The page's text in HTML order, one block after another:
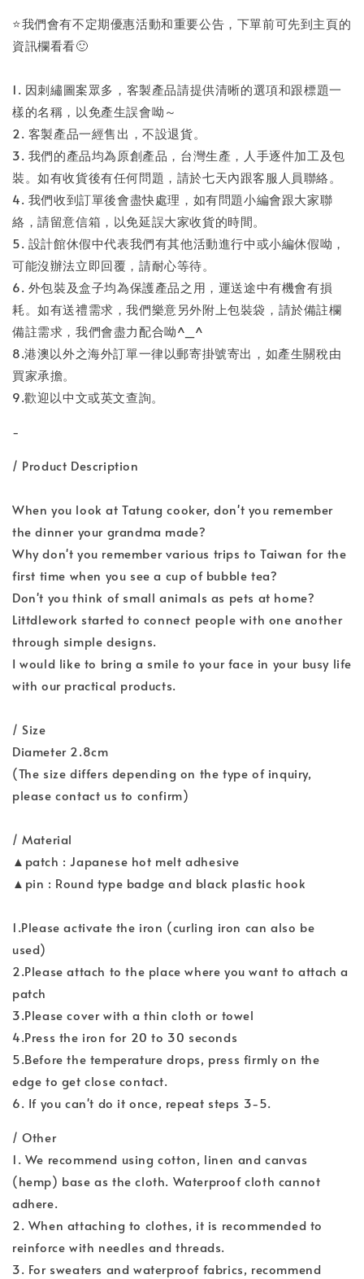
⭐️我們會有不定期優惠活動和重要公告，下單前可先到主頁的
資訊欄看看🙂
1. 因刺繡圖案眾多，客製產品請提供清晰的選項和跟標題一
樣的名稱，以免產生誤會呦～
2. 客製產品一經售出，不設退貨。
3. 我們的產品均為原創產品，台灣生產，人手逐件加工及包
裝。如有收貨後有任何問題，請於七天內跟客服人員聯絡。
4. 我們收到訂單後會盡快處理，如有問題小編會跟大家聯
絡，請留意信箱，以免延誤大家收貨的時間。
5. 設計館休假中代表我們有其他活動進行中或小編休假呦，
可能沒辦法立即回覆，請耐心等待。
6. 外包裝及盒子均為保護產品之用，運送途中有機會有損
耗。如有送禮需求，我們樂意另外附上包裝袋，請於備註欄
備註需求，我們會盡力配合呦^_^
8.港澳以外之海外訂單一律以郵寄掛號寄出，如產生關稅由
買家承擔。
9.歡迎以中文或英文查詢。
-
/ Product Description
When you look at Tatung cooker, don't you remember
the dinner your grandma made?
Why don't you remember various trips to Taiwan for the
first time when you see a cup of bubble tea?
Don't you think of small animals as pets at home?
Littdlework started to connect people with one another
through simple designs.
I would like to bring a smile to your face in your busy life
with our practical products.
/ Size
Diameter 2.8cm
(The size differs depending on the type of inquiry,
please contact us to confirm)
/ Material
▲patch : Japanese hot melt adhesive
▲pin : Round type badge and black plastic hook
1.Please activate the iron (curling iron can also be
used)
2.Please attach to the place where you want to attach a
patch
3.Please cover with a thin cloth or towel
4.Press the iron for 20 to 30 seconds
5.Before the temperature drops, press firmly on the
edge to get close contact.
6. If you can't do it once, repeat steps 3-5.
/ Other
1. We recommend using cotton, linen and canvas
(hemp) base as the cloth. Waterproof cloth cannot
adhere.
2. When attaching to clothes, it is recommended to
reinforce with needles and threads.
3. For sweaters and waterproof fabrics, recommend